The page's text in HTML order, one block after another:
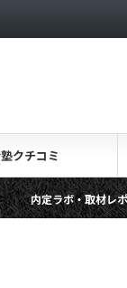
クチコミ
ラボ・取材レポート
デメリットを解説します